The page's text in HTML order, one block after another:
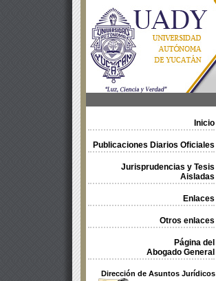
Inicio
Publicaciones Diarios Oficiales
Jurisprudencias y Tesis
Aisladas
Enlaces
Otros enlaces
Página del
Abogado General
Dirección de Asuntos Jurídicos